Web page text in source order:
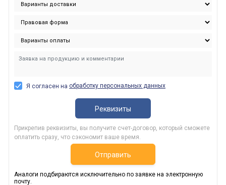
Я согласен на обработку персональных данных
Реквизиты
Прикрепив реквизиты, вы получите счет-договор, который сможете
оплатить сразу, что сэкономит ваше время.
Отправить
Аналоги подбираются исключительно по заявке на электронную
почту.